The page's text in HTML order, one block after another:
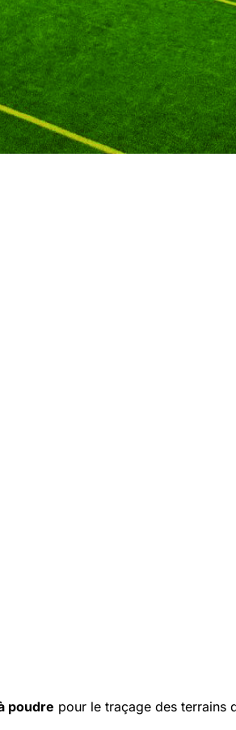
poudre pour le traçage des terrains